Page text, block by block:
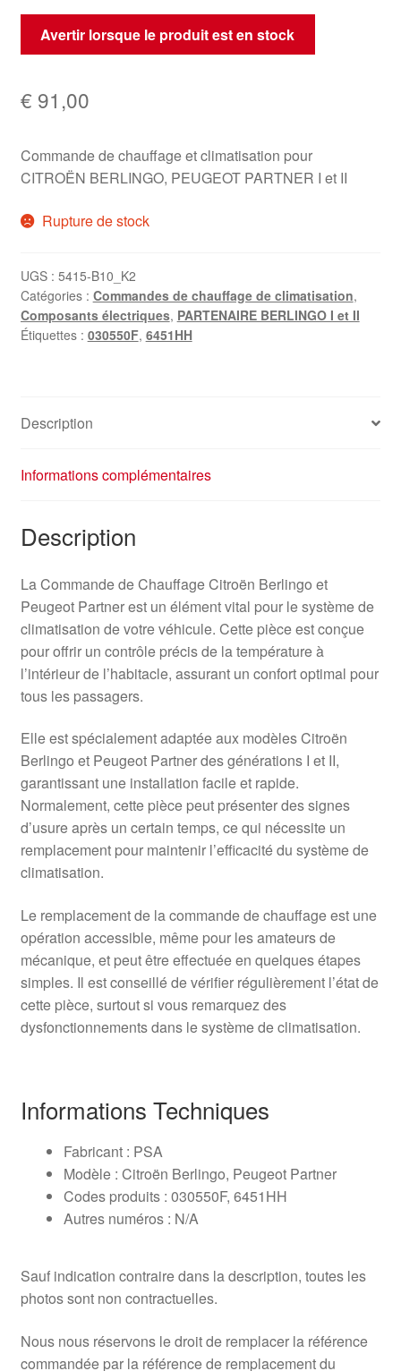
Avertir lorsque le produit est en stock
€ 91,00
Commande de chauffage et climatisation pour
CITROËN BERLINGO, PEUGEOT PARTNER I et II
Rupture de stock
UGS : 5415-B10_K2
Catégories : Commandes de chauffage de climatisation,
Composants électriques, PARTENAIRE BERLINGO I et II
Étiquettes : 030550F, 6451HH
Description
Informations complémentaires
Description
La Commande de Chauffage Citroën Berlingo et
Peugeot Partner est un élément vital pour le système de
climatisation de votre véhicule. Cette pièce est conçue
pour offrir un contrôle précis de la température à
l’intérieur de l’habitacle, assurant un confort optimal pour
tous les passagers.
Elle est spécialement adaptée aux modèles Citroën
Berlingo et Peugeot Partner des générations I et II,
garantissant une installation facile et rapide.
Normalement, cette pièce peut présenter des signes
d’usure après un certain temps, ce qui nécessite un
remplacement pour maintenir l’efficacité du système de
climatisation.
Le remplacement de la commande de chauffage est une
opération accessible, même pour les amateurs de
mécanique, et peut être effectuée en quelques étapes
simples. Il est conseillé de vérifier régulièrement l’état de
cette pièce, surtout si vous remarquez des
dysfonctionnements dans le système de climatisation.
Informations Techniques
Fabricant : PSA
Modèle : Citroën Berlingo, Peugeot Partner
Codes produits : 030550F, 6451HH
Autres numéros : N/A
Sauf indication contraire dans la description, toutes les
photos sont non contractuelles.
Nous nous réservons le droit de remplacer la référence
commandée par la référence de remplacement du